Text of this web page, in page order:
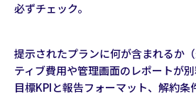
必ずチェック。
提示されたプランに何が含まれるか
ティブ費用や管理画面のレポートが別
目標KPIと報告フォーマット、解約条